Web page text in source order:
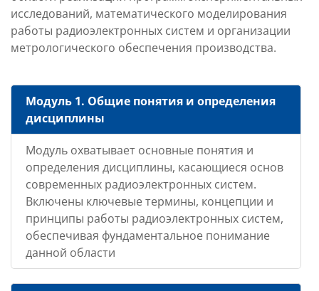
исследований, математического моделирования
работы радиоэлектронных систем и организации
метрологического обеспечения производства.
Модуль 1. Общие понятия и определения
дисциплины
Модуль охватывает основные понятия и
определения дисциплины, касающиеся основ
современных радиоэлектронных систем.
Включены ключевые термины, концепции и
принципы работы радиоэлектронных систем,
обеспечивая фундаментальное понимание
данной области